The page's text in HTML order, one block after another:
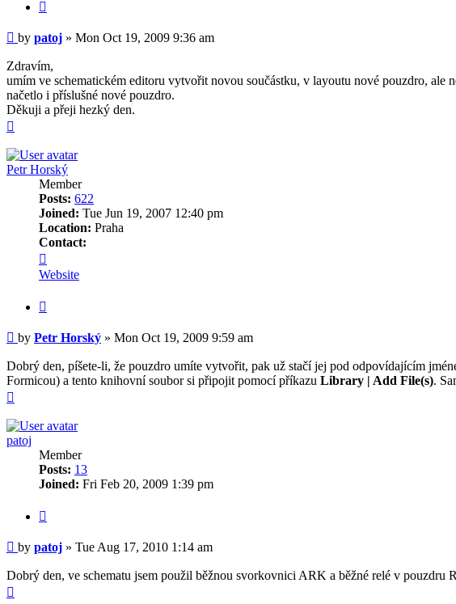
Post
by patoj » Mon Oct 19, 2009 9:36 am
Zdravím,
umím ve schematickém editoru vytvořit novou součástku, v layoutu nové pouzdro,
načetlo i příslušné nové pouzdro.
Děkuji a přeji hezký den.
Petr Horský
Member
Posts: 622
Joined: Tue Jun 19, 2007 12:40 pm
Location: Praha
Contact:
Petr
Horský
Website
Post
by Petr Horský » Mon Oct 19, 2009 9:59 am
Dobrý den, píšete-li, že pouzdro umíte vytvořit, pak už stačí jej pod odpovídajícím
Formicou) a tento knihovní soubor si připojit pomocí příkazu Library | Add File(s).
patoj
Member
Posts: 13
Joined: Fri Feb 20, 2009 1:39 pm
Post
by patoj » Tue Aug 17, 2010 1:14 am
Dobrý den, ve schematu jsem použil běžnou svorkovnici ARK a běžné relé v